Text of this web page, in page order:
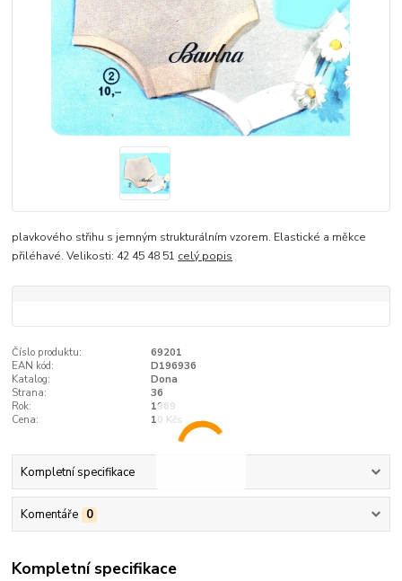
plavkového střihu s jemným strukturálním vzorem. Elastické a měkce
přiléhavé. Velikosti: 42 45 48 51 celý popis
Číslo produktu:
69201
EAN kód:
D196936
Katalog:
Dona
Strana:
36
Rok:
1969
Cena:
10 Kčs
Kompletní specifikace
Komentáře 0
Kompletní specifikace